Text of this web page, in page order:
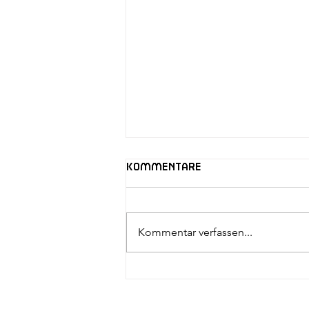
Kommentare
Kommentar verfassen...